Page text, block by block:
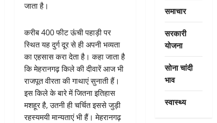
जाता है।
करीब 400 फीट ऊंची पहाड़ी पर
स्थित यह दुर्ग दूर से ही अपनी भव्यता
का एहसास करा देता है। कहा जाता है
कि मेहरानगढ़ किले की दीवारें आज भी
राजपूत वीरता की गाथाएं सुनाती हैं।
इस किले के बारे में जितना इतिहास
मशहूर है, उतनी ही चर्चित इससे जुड़ी
रहस्यमयी मान्यताएं भी हैं। मेहरानगढ़
समाचार
सरकारी
योजना
सोना चांदी
भाव
स्वास्थ्य